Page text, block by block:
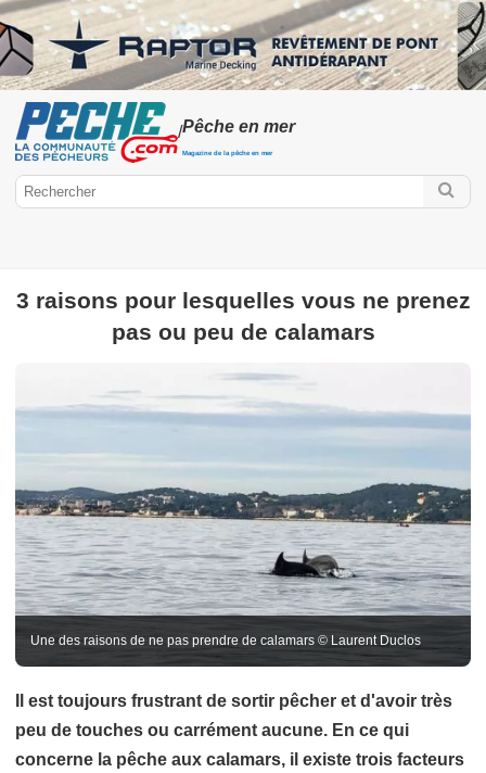
/Pêche en mer
Magazine de la pêche en mer
Pêche du bord Poissons de mer
3 raisons pour lesquelles vous ne prenez
pas ou peu de calamars
Une des raisons de ne pas prendre de calamars © Laurent Duclos
Il est toujours frustrant de sortir pêcher et d'avoir très
peu de touches ou carrément aucune. En ce qui
concerne la pêche aux calamars, il existe trois facteurs